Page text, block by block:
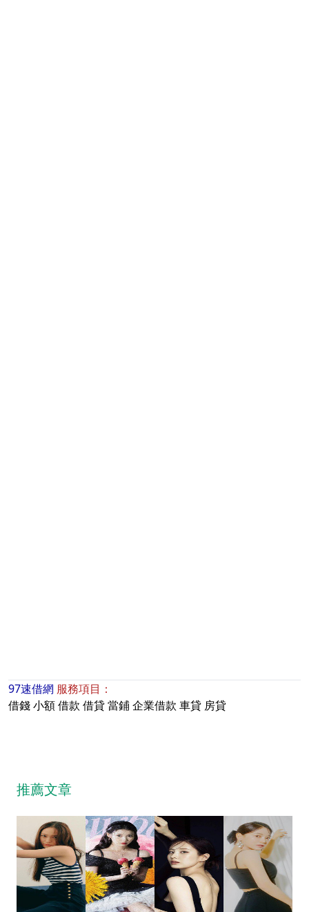
97速借網 服務項目：
借錢小額借款 借貸當鋪企業借款 車貸 房貸
推薦文章